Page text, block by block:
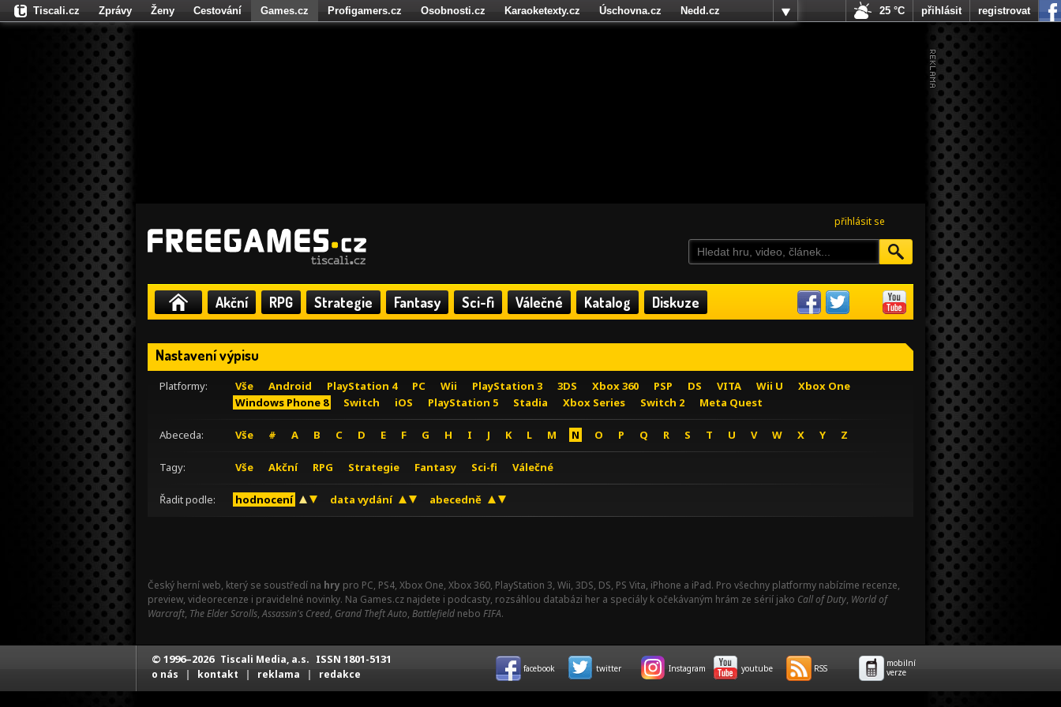
přihlásit se
Akční RPG Strategie Fantasy Sci-fi Válečné Katalog Diskuze
Nastavení výpisu
Platformy: Vše Android PlayStation 4 PC Wii PlayStation 3 3DS Xbox 360 PSP DS VITA Wii U
Xbox One
Windows Phone 8
Switch iOS PlayStation 5 Stadia Xbox Series Switch 2 Meta Quest
Abeceda: Vše # A B C D E F G H I J K L M N O P Q R S T U V W X Y Z
Tagy: Vše Akční RPG Strategie Fantasy Sci-fi Válečné
Řadit podle: hodnocení data vydání abecedně
Český herní web, který se soustředí na hry pro PC, PS4, Xbox One, Xbox 360, PlayStation 3, Wii, 3DS, DS, PS Vita, iPhone a iPad. Pro všechny platformy nabízíme recenze,
preview, videorecenze i pravidelné novinky. Na Games.cz najdete i podcasty, rozsáhlou databázi her a speciály k očekávaným hrám ze sérií jako Call of Duty, World of
Warcraft, The Elder Scrolls,Assassin's Creed, Grand Theft Auto, Battlefield nebo FIFA.
Tiscali.cz Zprávy Ženy Cestování Games.cz Profigamers.cz Osobnosti.cz Karaoketexty.cz Úschovna.cz
Nedd.cz
Fights.cz
25 °C přihlásit registrovat
© 1996–2026 Tiscali Media, a.s. ISSN 1801-5131
o nás | kontakt | reklama | redakce facebook twitter Instagram youtube RSS
mobilní
verze